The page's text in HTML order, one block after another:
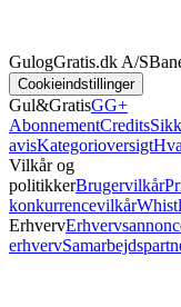
GulogGratis.dk A/S
Cookieindstillinger
Gul&GratisGG+
AbonnementCredits
avisKategorioversigt
Vilkår og
politikkerBrugervilkår
konkurrencevilkår
Erhverv
erhverv